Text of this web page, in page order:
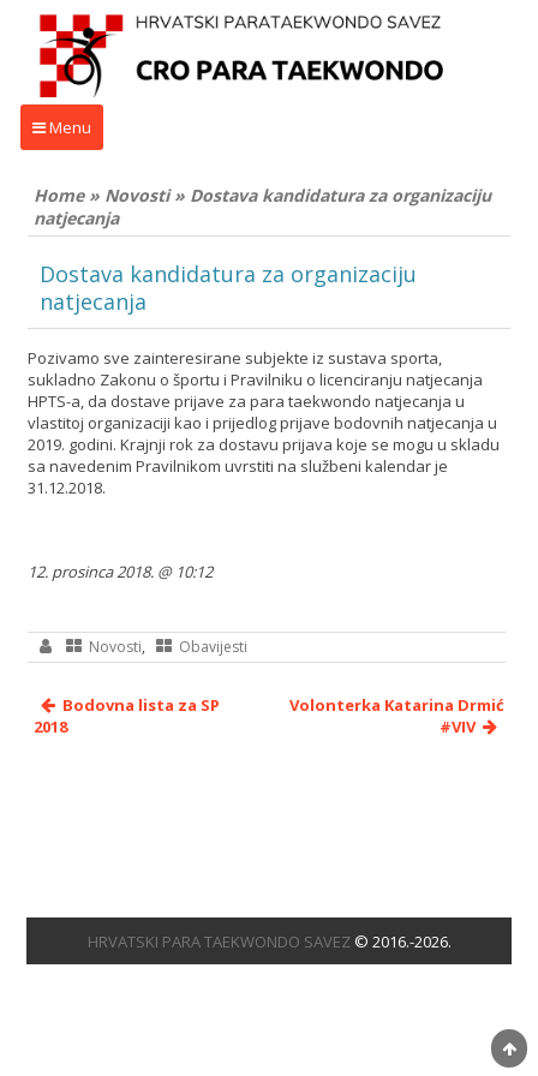
Menu
Home» Novosti» Dostava kandidatura za organizaciju
natjecanja
Dostava kandidatura za organizaciju
natjecanja
Pozivamo sve zainteresirane subjekte iz sustava sporta,
sukladno Zakonu o športu i Pravilniku o licenciranju natjecanja
HPTS-a, da dostave prijave za para taekwondo natjecanja u
vlastitoj organizaciji kao i prijedlog prijave bodovnih natjecanja u
2019. godini. Krajnji rok za dostavu prijava koje se mogu u skladu
sa navedenim Pravilnikom uvrstiti na službeni kalendar je
31.12.2018.
12. prosinca 2018. @ 10:12
Novosti, Obavijesti
Bodovna lista za SP
2018
Volonterka Katarina Drmić
#VIV
HRVATSKI PARA TAEKWONDO SAVEZ© 2016.-2026.